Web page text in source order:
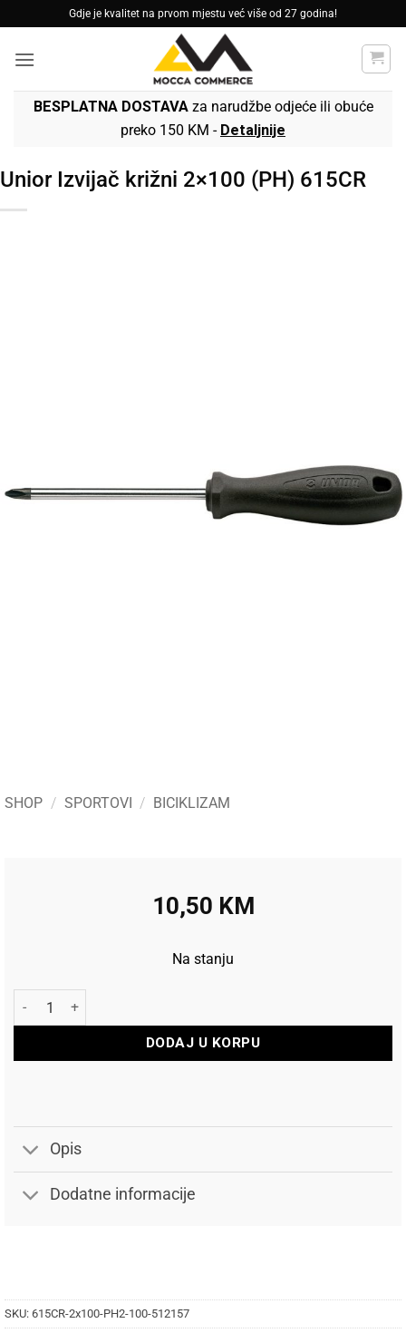
to
content
Gdje je kvalitet na prvom mjestu već više od 27 godina!
BESPLATNA DOSTAVAza narudžbe odjeće ili obuće
preko 150 KM - Detaljnije
Unior Izvijač križni 2×100 (PH) 615CR
SHOP / SPORTOVI / BICIKLIZAM
10,50 KM
Na stanju
Unior Izvijač križni 2x100 (PH) 615CR količina
DODAJ U KORPU
Opis
Dodatne informacije
SKU: 615CR-2x100-PH2-100-512157